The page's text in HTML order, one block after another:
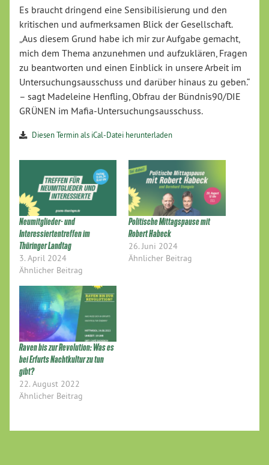
Es braucht dringend eine Sensibilisierung und den
kritischen und aufmerksamen Blick der Gesellschaft.
„Aus diesem Grund habe ich mir zur Aufgabe gemacht,
mich dem Thema anzunehmen und aufzuklären, Fragen
zu beantworten und einen Einblick in unsere Arbeit im
Untersuchungsausschuss und darüber hinaus zu geben.“
– sagt Madeleine Henfling, Obfrau der Bündnis90/DIE
GRÜNEN im Mafia-Untersuchungsausschuss.
Diesen Termin als iCal-Datei herunterladen
Neumitglieder- und
Interessiertentreffen im
Thüringer Landtag
3. April 2024
Ähnlicher Beitrag
Politische Mittagspause mit
Robert Habeck
26. Juni 2024
Ähnlicher Beitrag
Raven bis zur Revolution: Was es
bei Erfurts Nachtkultur zu tun
gibt?
22. August 2022
Ähnlicher Beitrag